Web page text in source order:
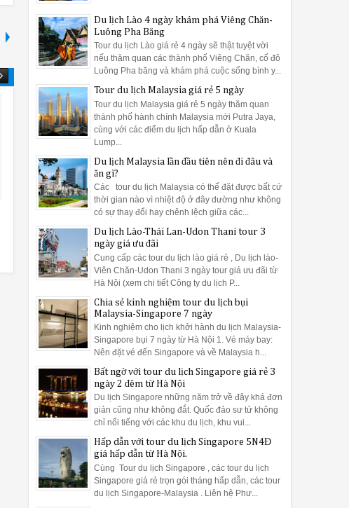
Kinh nghiệm Du lịch Lào
bằng đường bộ từ Hà nội
Jul
2015
Du lịch Lào-Thái Lan-Udon
22
2015
Du lịch Lào 4 ngày khám phá Viêng Chăn-
Luông Pha Băng
Tour du lịch Lào giá rẻ 4 ngày sẽ thật tuyệt vời
nếu thăm quan các thành phố Viêng Chăn, cố đô
Luông Pha băng và khám phá cuộc sống bình y...
Tour du lịch Malaysia giá rẻ 5 ngày
Tour du lịch Malaysia giá rẻ 5 ngày thăm quan
thành phố hành chính Malaysia mới Putra Jaya,
cùng với các điểm du lịch hấp dẫn ở Kuala
Lump...
Du lịch Malaysia lần đầu tiên nên đi đâu và
ăn gì?
Các tour du lịch Malaysia có thể đặt được bất cứ
thời gian nào vì nhiệt độ ở đây dường như không
có sự thay đổi hay chênh lệch giữa các...
Du lịch Lào-Thái Lan-Udon Thani tour 3
ngày giá ưu đãi
Cung cấp các tour du lịch lào giá rẻ , Du lịch lào-
Viên Chăn-Udon Thani 3 ngày tour giá ưu đãi từ
Hà Nội (xem chi tiết Công ty du lịch P...
Chia sẻ kinh nghiệm tour du lịch bụi
Malaysia-Singapore 7 ngày
Kinh nghiệm cho lịch khởi hành du lịch Malaysia-
Singapore bụi 7 ngày từ Hà Nội 1. Vé máy bay:
Nên đặt vé đến Singapore và về Malaysia h...
Bất ngờ với tour du lịch Singapore giá rẻ 3
ngày 2 đêm từ Hà Nội
Du lịch Singapore những năm trở về đây khá đơn
giản cũng như không đắt. Quốc đảo sư tử không
chỉ nổi tiếng với các khu du lịch, khu vui...
Hấp dẫn với tour du lịch Singapore 5N4Đ
giá hấp dẫn từ Hà Nội.
Cùng Tour du lịch Singapore , các tour du lịch
Singapore giá rẻ trọn gói tháng hấp dẫn, các tour
du lịch Singapore-Malaysia . Liên hệ Phư...